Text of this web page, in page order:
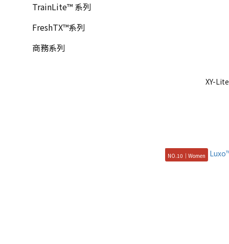
TrainLite™ 系列
FreshTX™系列
商務系列
XY-
NO.10｜Women